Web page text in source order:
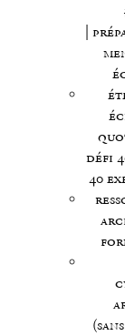
|
défi
40